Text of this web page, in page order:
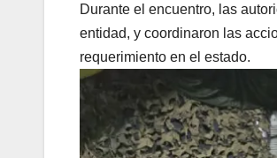
​Durante el encuentro, las
entidad, y coordinaron las
requerimiento en el estado.